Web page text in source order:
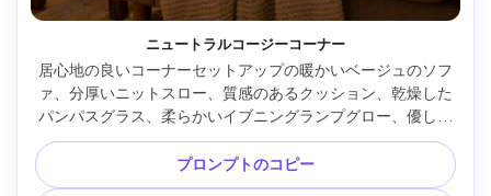
ニュートラルコージーコーナー
居心地の良いコーナーセットアップの暖かいベージュのソフ
ァ、分厚いニットスロー、質感のあるクッション、乾燥した
パンパスグラス、柔らかいイブニングランプグロー、優しい
ボケの背景、50mmレンズでSony A7IVで撮影、f/1.8、超リ
アルなライフスタイル写真、暖かいカラーグレーディング、
魅力的なヒュゲムード、柔らかい映画のような照明 --ar 4:5
プロンプトのコピー